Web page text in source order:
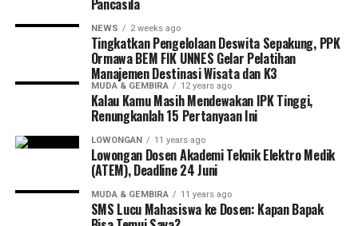
symbol pertentangan. Mereka menggunakan celana
sebagai pemantik pertentangan. Sikap itu, patut diduga,
adalah deklarasi bahwa “Kami berbeda dengan Anda.”
Imajinasi Seksual
menunjukan, oleh manusia, hal yang awalnya tak terlalu
penting bisa menjadi urusan yang amat penting. Seperti
yang dilakukan manusia pada benda-benda lain di
sekitarnya, manusia membubuhkan imajinasi pada
Pancasila
NEWS 2 weeks ago
Tingkatkan Pengelolaan Deswita Sepakung, PPK
Ormawa BEM FIK UNNES Gelar Pelatihan
Manajemen Destinasi Wisata dan K3
MUDA & GEMBIRA 12 years ago
Kalau Kamu Masih Mendewakan IPK Tinggi,
Renungkanlah 15 Pertanyaan Ini
LOWONGAN 11 years ago
Lowongan Dosen Akademi Teknik Elektro Medik
(ATEM), Deadline 24 Juni
MUDA & GEMBIRA 11 years ago
SMS Lucu Mahasiswa ke Dosen: Kapan Bapak